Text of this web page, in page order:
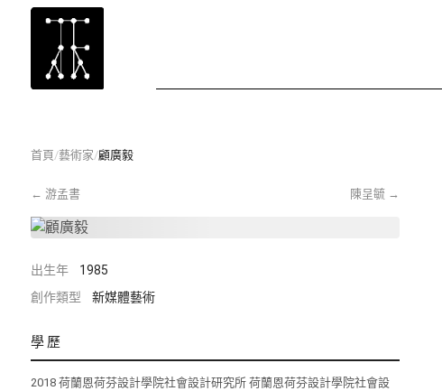
首頁/藝術家/顧廣毅
← 游孟書 陳呈毓 →
出生年
1985
創作類型
新媒體藝術
學歷
2018 荷蘭恩荷芬設計學院社會設計研究所 荷蘭恩荷芬設計學院社會設